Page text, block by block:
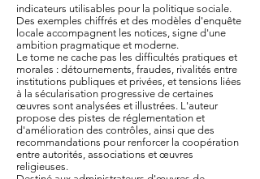
indicateurs utilisables pour la politique sociale.
Des exemples chiffrés et des modèles d'enquête
locale accompagnent les notices, signe d'une
ambition pragmatique et moderne.
Le tome ne cache pas les difficultés pratiques et
morales : détournements, fraudes, rivalités entre
institutions publiques et privées, et tensions liées
à la sécularisation progressive de certaines
œuvres sont analysées et illustrées. L'auteur
propose des pistes de réglementation et
d'amélioration des contrôles, ainsi que des
recommandations pour renforcer la coopération
entre autorités, associations et œuvres
religieuses.